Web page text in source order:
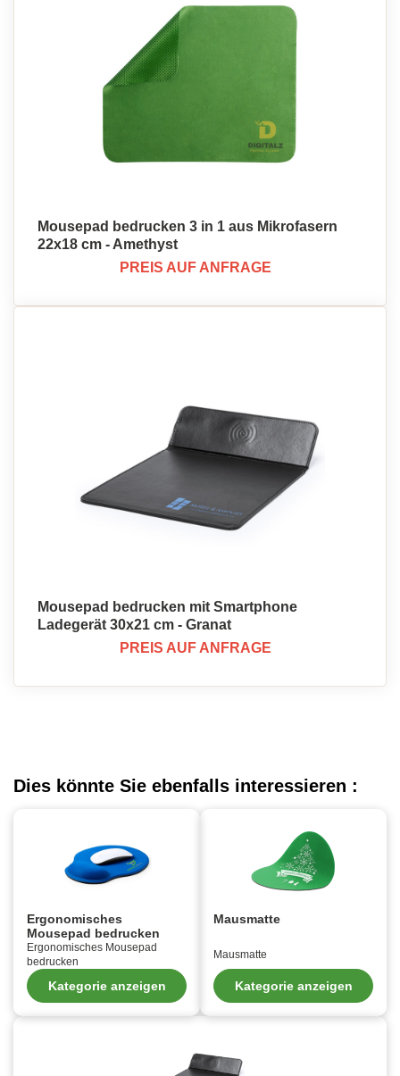
Mousepad bedrucken 3 in 1 aus Mikrofasern
22x18 cm - Amethyst
PREIS AUF ANFRAGE
Mousepad bedrucken mit Smartphone
Ladegerät 30x21 cm - Granat
PREIS AUF ANFRAGE
Dies könnte Sie ebenfalls interessieren :
Ergonomisches
Mousepad bedrucken
Ergonomisches Mousepad
bedrucken
Kategorie anzeigen
Mausmatte
Mausmatte
Kategorie anzeigen